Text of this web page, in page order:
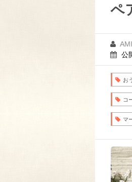
ペ
公
お
コ
マ